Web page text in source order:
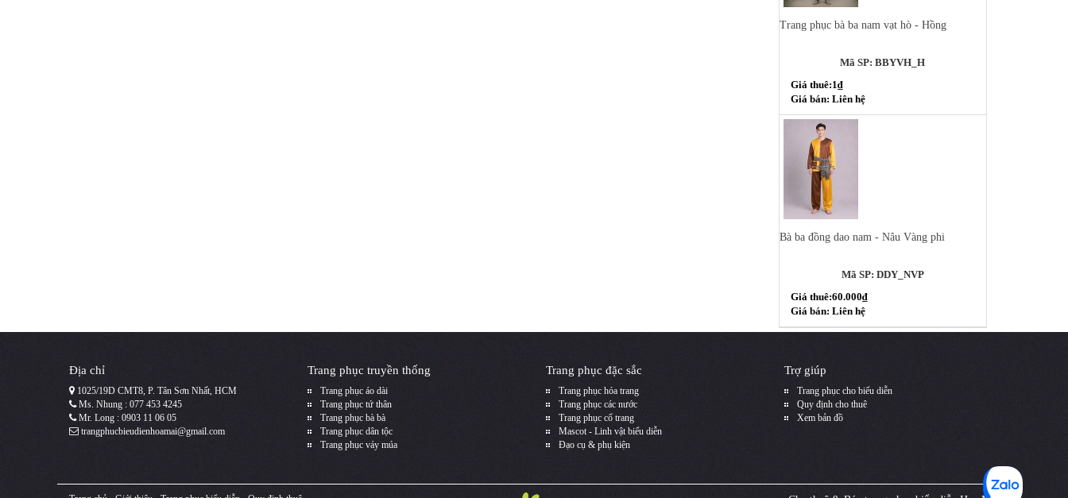
Trang phục bà ba nam vạt hò - Hồng
Mã SP: BBYVH_H
Giá thuê:1₫
Giá bán: Liên hệ
Bà ba đồng dao nam - Nâu Vàng phi
Mã SP: DDY_NVP
Giá thuê:60.000₫
Giá bán: Liên hệ
Địa chỉ
1025/19D CMT8, P. Tân Sơn Nhất, HCM
Ms. Nhung : 077 453 4245
Mr. Long : 0903 11 06 05
trangphucbieudienhoamai@gmail.com
Trang phục truyền thống
Trang phục áo dài
Trang phục tứ thân
Trang phục bà bà
Trang phục dân tộc
Trang phục váy múa
Trang phục đặc sắc
Trang phục hóa trang
Trang phục các nước
Trang phục cổ trang
Mascot - Linh vật biểu diễn
Đạo cụ & phụ kiện
Trợ giúp
Trang phục cho biểu diễn
Quy định cho thuê
Xem bản đồ